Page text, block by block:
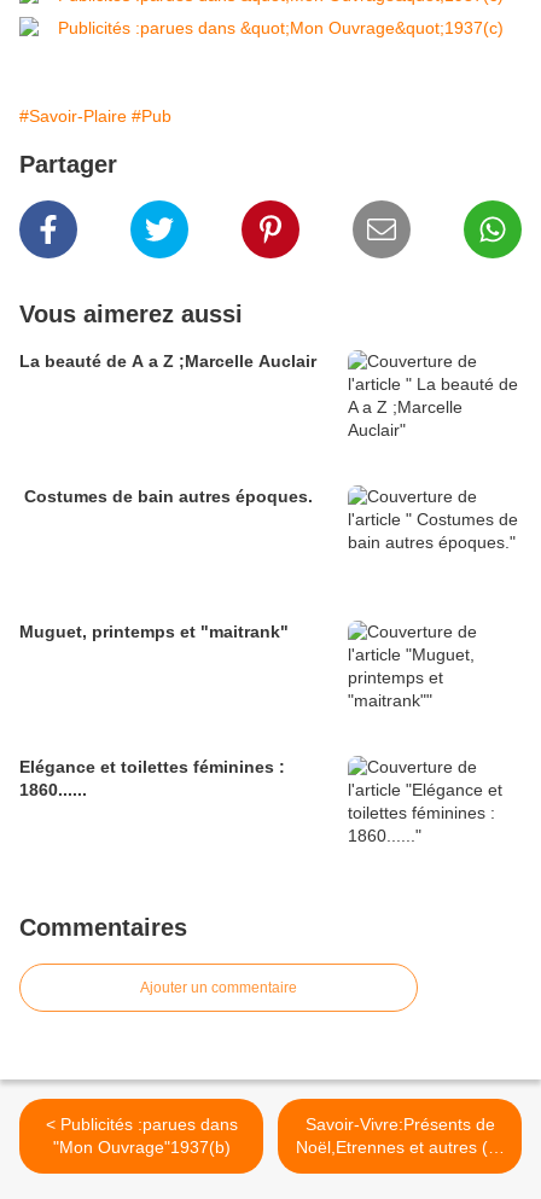
#Savoir-Plaire #Pub
Partager
Vous aimerez aussi
La beauté de A a Z ;Marcelle Auclair
Costumes de bain autres époques.
Muguet, printemps et "maitrank"
Elégance et toilettes féminines :
1860......
Commentaires
Ajouter un commentaire
< Publicités :parues dans
"Mon Ouvrage"1937(b)
Savoir-Vivre:Présents de
Noël,Etrennes et autres (1)
>